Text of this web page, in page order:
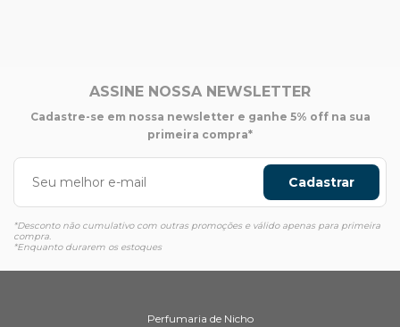
ASSINE NOSSA NEWSLETTER
Cadastre-se em nossa newsletter e ganhe 5% off na sua
primeira compra*
Cadastrar
*Desconto não cumulativo com outras promoções e válido apenas para primeira
compra.
*Enquanto durarem os estoques
Perfumaria de Nicho